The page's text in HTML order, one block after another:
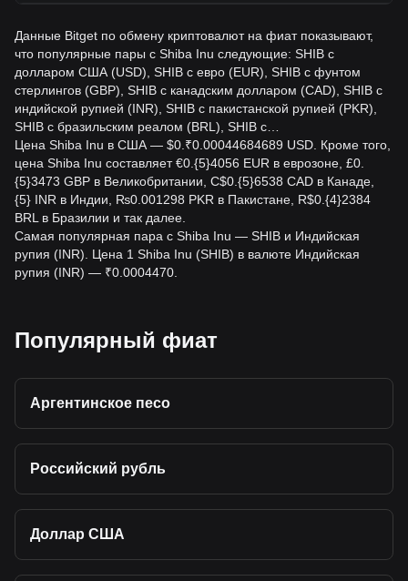
Данные Bitget по обмену криптовалют на фиат показывают,
что популярные пары с Shiba Inu следующие: SHIB с
долларом США (USD), SHIB с евро (EUR), SHIB с фунтом
стерлингов (GBP), SHIB с канадским долларом (CAD), SHIB с
индийской рупией (INR), SHIB с пакистанской рупией (PKR),
SHIB с бразильским реалом (BRL), SHIB с…
Цена Shiba Inu в США — $0.₹0.00044684689 USD. Кроме того,
цена Shiba Inu составляет €0.{5}4056 EUR в еврозоне, £0.
{5}3473 GBP в Великобритании, C$0.{5}6538 CAD в Канаде,
{5} INR в Индии, ₨0.001298 PKR в Пакистане, R$0.{4}2384
BRL в Бразилии и так далее.
Самая популярная пара с Shiba Inu — SHIB и Индийская
рупия (INR). Цена 1 Shiba Inu (SHIB) в валюте Индийская
рупия (INR) — ₹0.0004470.
Популярный фиат
Аргентинское песо
Российский рубль
Доллар США